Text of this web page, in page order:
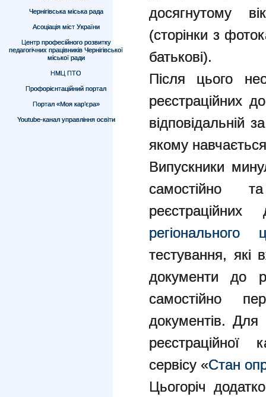
Чернігівська міська рада
Асоціація міст України
Центр професійного розвитку
педагогічних працівників Чернігівської
міської ради
НМЦ ПТО
Профорієнтаційний портал
Портал «Моя кар’єра»
Youtube-канал управління освіти
досягнутому
(сторінки з
батькові).
Після цього
реєстраційних
відповідальній
якому
Випускники
самостійно
регіонального
тестування, які
документи до
самостійно
документів. Для
реєстраційної
сервісу «Стан
Цьогоріч